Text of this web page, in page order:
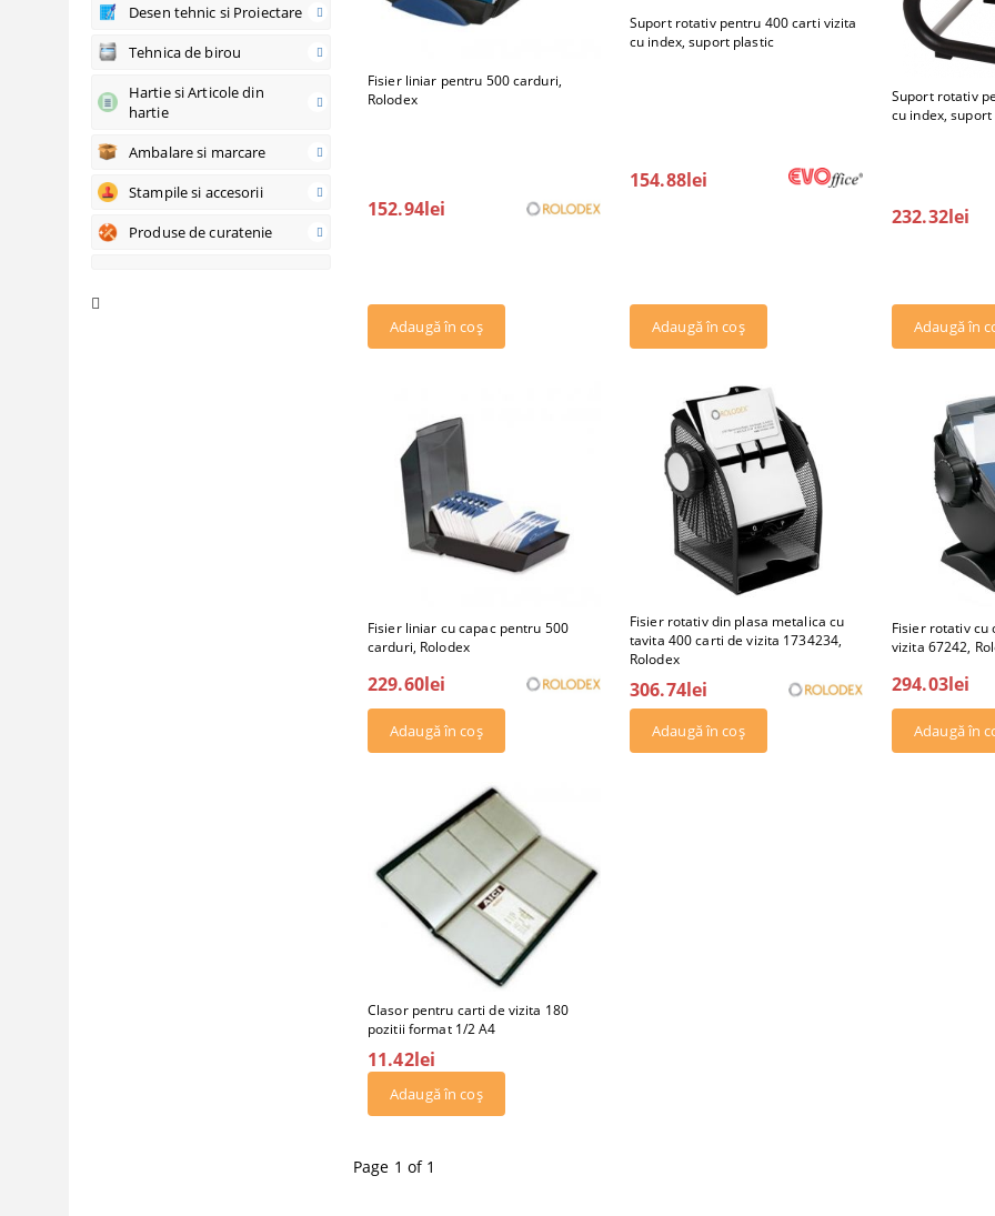
Desen tehnic si Proiectare
Tehnica de birou
Hartie si Articole din
hartie
Ambalare si marcare
Stampile si accesorii
Produse de curatenie
Fisier liniar pentru 500 carduri,
Rolodex
152.94lei
Suport rotativ pentru 400 carti vizita
cu index, suport plastic
154.88lei
Suport rotativ
cu index,
232.32lei
Fisier liniar cu capac pentru 500
carduri, Rolodex
229.60lei
Fisier rotativ din plasa metalica cu
tavita 400 carti de vizita 1734234,
Rolodex
306.74lei
Fisier rotativ cu
vizita 67242,
294.03lei
Clasor pentru carti de vizita 180
pozitii format 1/2 A4
11.42lei
Page 1 of 1